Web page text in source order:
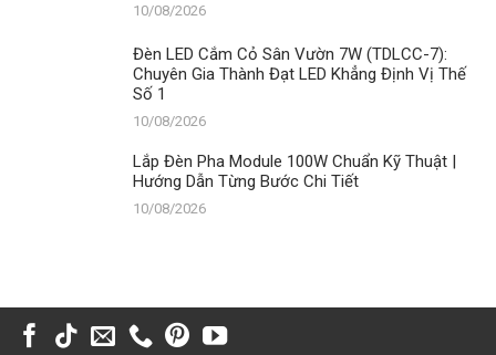
10/08/2026
Đèn LED Cắm Cỏ Sân Vườn 7W (TDLCC-7):
Chuyên Gia Thành Đạt LED Khẳng Định Vị Thế
Số 1
10/08/2026
Lắp Đèn Pha Module 100W Chuẩn Kỹ Thuật |
Hướng Dẫn Từng Bước Chi Tiết
10/08/2026